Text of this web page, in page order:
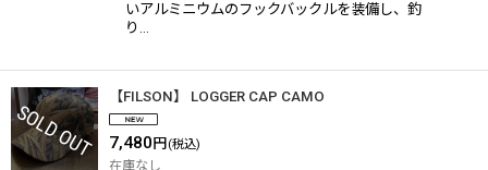
いアルミニウムのフックバックルを装備し、釣
り…
【FILSON】 LOGGER CAP CAMO
7,480 円 (税込)
在庫なし